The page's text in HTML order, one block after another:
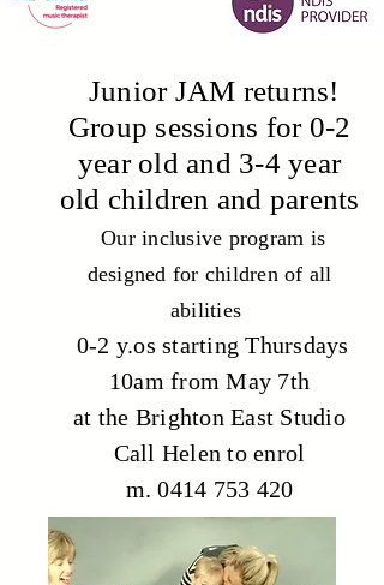
Junior JAM returns!
Group sessions for 0-2
year old and 3-4 year
old children and parents
Our inclusive program is
designed for children of all
abilities
0-2 y.os starting Thursdays
10am from May 7th
at the Brighton East Studio
Call Helen to enrol
m. 0414 753 420